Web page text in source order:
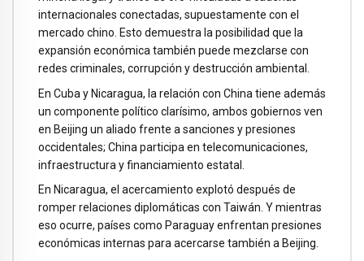
internacionales conectadas, supuestamente con el
mercado chino. Esto demuestra la posibilidad que la
expansión económica también puede mezclarse con
redes criminales, corrupción y destrucción ambiental.
En Cuba y Nicaragua, la relación con China tiene además
un componente político clarísimo, ambos gobiernos ven
en Beijing un aliado frente a sanciones y presiones
occidentales; China participa en telecomunicaciones,
infraestructura y financiamiento estatal.
En Nicaragua, el acercamiento explotó después de
romper relaciones diplomáticas con Taiwán. Y mientras
eso ocurre, países como Paraguay enfrentan presiones
económicas internas para acercarse también a Beijing.